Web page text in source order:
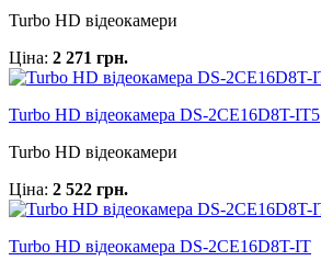
Turbo HD відеокамери
Ціна: 2 271 грн.
Turbo HD відеокамера DS-2CE16D8T-IT5
Turbo HD відеокамери
Ціна: 2 522 грн.
Turbo HD відеокамера DS-2CE16D8T-IT